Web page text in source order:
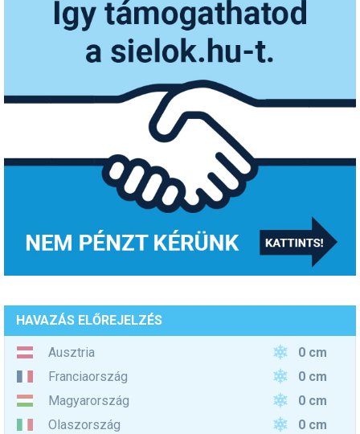
HAVAZÁS ELŐREJELZÉS
Ausztria
0 cm
Franciaország
0 cm
Magyarország
0 cm
Olaszország
0 cm